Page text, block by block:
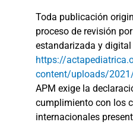
Toda publicación
proceso de revisión
estandarizada y
https://
content/uploads/
APM exige la
cumplimiento con los
internacionales